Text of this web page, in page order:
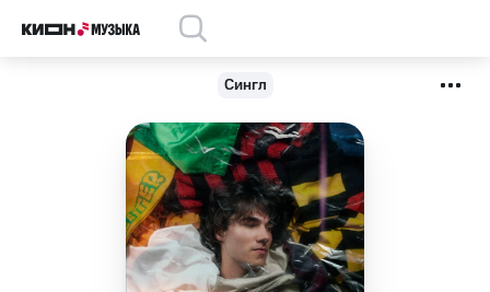
Сингл